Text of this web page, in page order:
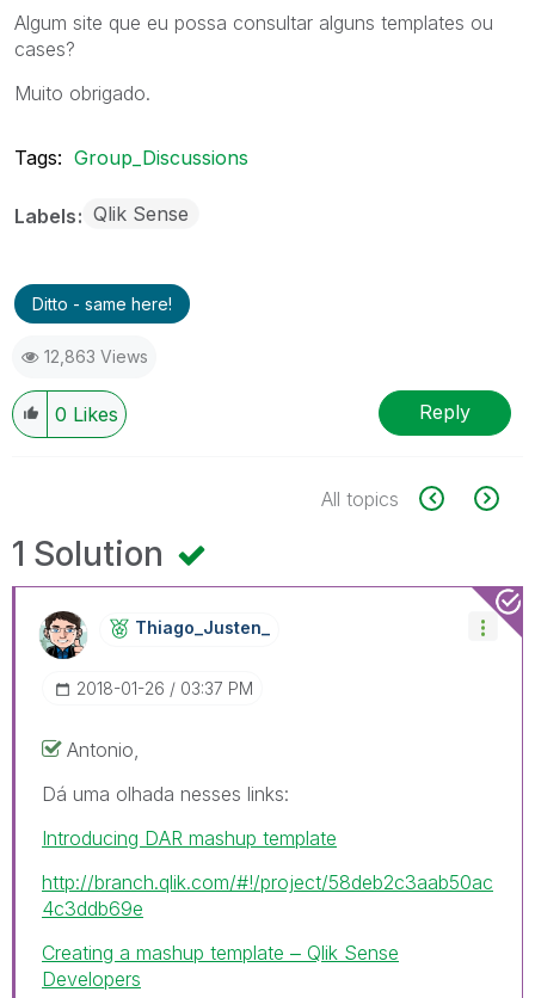
Algum site que eu possa consultar alguns templates ou
cases?
Muito obrigado.
Tags: Group_Discussions
Labels Qlik Sense
Ditto - same here!
12,863 Views
0 Likes Reply
All topics
1 Solution
Thiago_Justen_
‎2018-01-26 03:37 PM
Antonio,
Dá uma olhada nesses links:
Introducing DAR mashup template
http://branch.qlik.com/#!/project/58deb2c3aab50ac
4c3ddb69e
Creating a mashup template ‒ Qlik Sense
Developers